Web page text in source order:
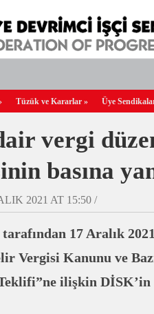
Tüzük ve Kararlar » Üye
vergi
basına
2021 AT 15:50 /
17 Aralık
Vergisi Kanunu ve
ilişkin DİSK’in